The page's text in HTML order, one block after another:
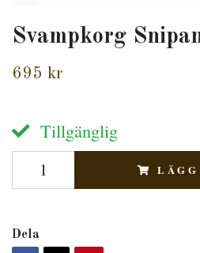
Svampkorg
695 kr
Tillgänglig
Dela